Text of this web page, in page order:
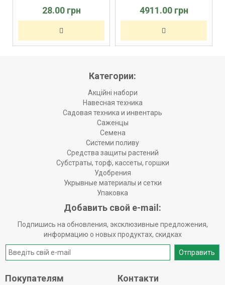
28.00 грн 4911.00 грн
Категории:
Акційні набори
Навесная техника
Садовая техника и инвентарь
Саженцы
Семена
Системи поливу
Средства защиты растений
Субстраты, торф, кассеты, горшки
Удобрения
Укрывные материалы и сетки
Упаковка
Добавить свой e-mail:
Подпишись на обновления, эксклюзивные предложения,
информацию о новых продуктах, скидках
Отправить
Покупателям Контакти